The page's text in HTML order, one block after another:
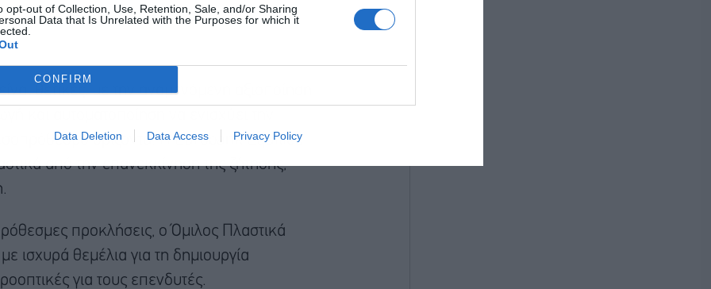
opt-out of Collection, Use, Retention, Sale, and/or Sharing
Data that Is Unrelated with the Purposes for which it
CONFIRM
Data Deletion Data Access Privacy Policy
θετικές, με την αναμενόμενη αξιοποίηση
ορίζοντα. Η Eurobank Equities
από την επανεκκίνηση της ζήτησης,
προκλήσεις, ο Όμιλος Πλαστικά
ισχυρά θεμέλια για τη δημιουργία
για τους επενδυτές.
Εγγραφή